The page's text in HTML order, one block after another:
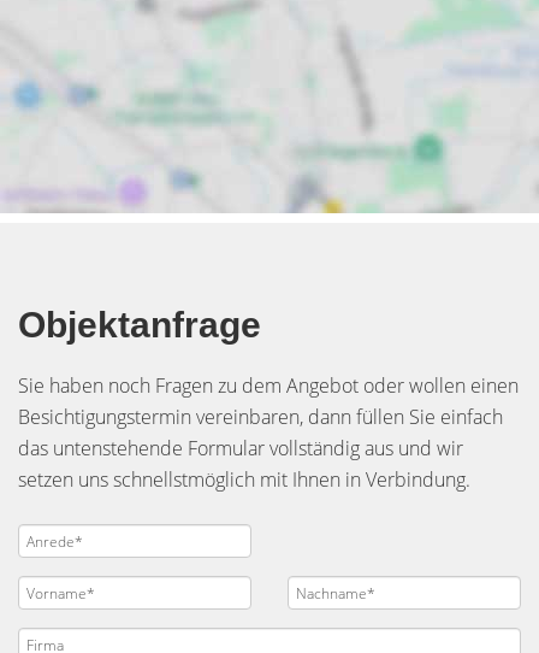
Objektanfrage
Sie haben noch Fragen zu dem Angebot oder wollen einen
Besichtigungstermin vereinbaren, dann füllen Sie einfach
das untenstehende Formular vollständig aus und wir
setzen uns schnellstmöglich mit Ihnen in Verbindung.